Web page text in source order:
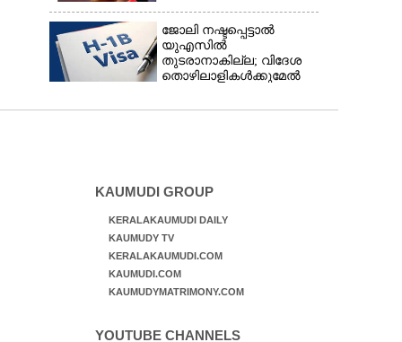
ജോലി നഷ്ടപ്പെട്ടാൽ
യുഎസിൽ
തുടരാനാകില്ല; വിദേശ
തൊഴിലാളികൾക്കുമേൽ
നിയന്ത്രണവുമായി ട്രംപ്‌
KAUMUDI GROUP
KERALAKAUMUDI DAILY
KAUMUDY TV
KERALAKAUMUDI.COM
KAUMUDI.COM
KAUMUDYMATRIMONY.COM
YOUTUBE CHANNELS